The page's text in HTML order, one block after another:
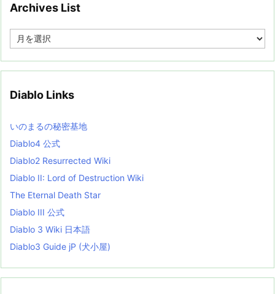
Archives List
e
i
s
t
Diablo Links
いのまるの秘密基地
Diablo4 公式
Diablo2 Resurrected Wiki
Diablo II: Lord of Destruction Wiki
The Eternal Death Star
Diablo III 公式
Diablo 3 Wiki 日本語
Diablo3 Guide jP (犬小屋)